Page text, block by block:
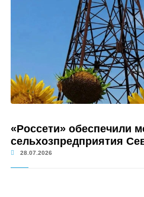
«Россети» обеспечили
сельхозпредприятия
28.07.2026